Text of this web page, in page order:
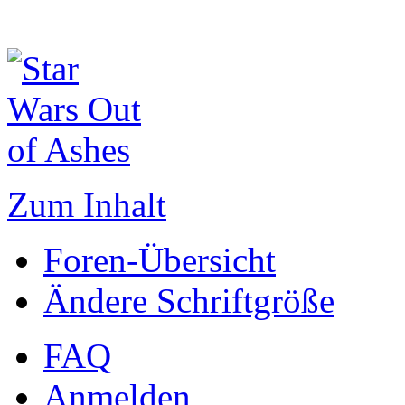
Zum Inhalt
Foren-Übersicht
Ändere Schriftgröße
FAQ
Anmelden